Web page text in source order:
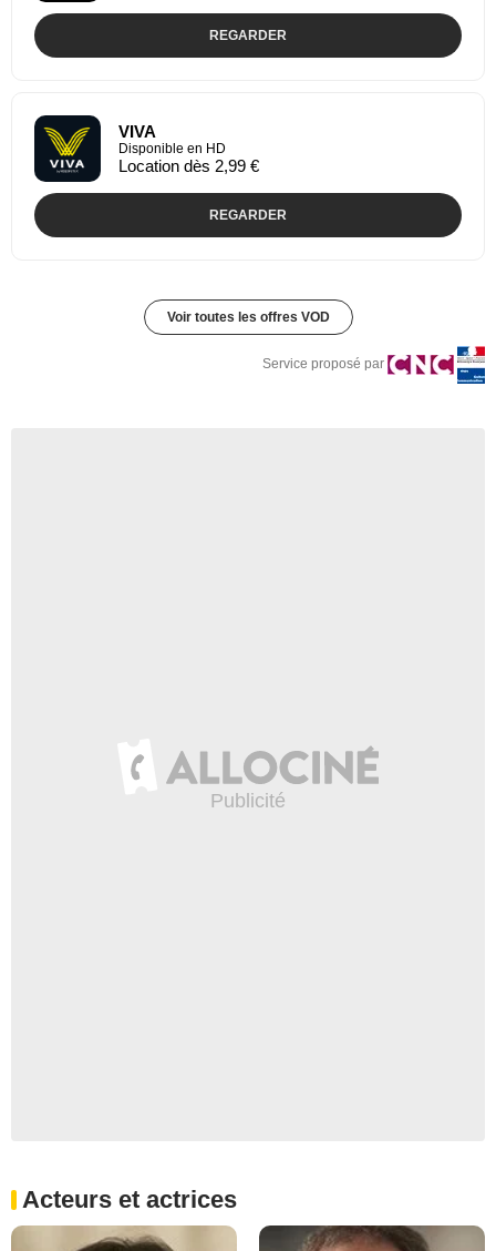
REGARDER
VIVA
Disponible en HD
Location dès 2,99 €
REGARDER
Voir toutes les offres VOD
Service proposé par
Acteurs et actrices